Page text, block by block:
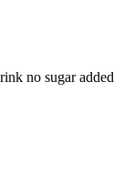
no sugar added